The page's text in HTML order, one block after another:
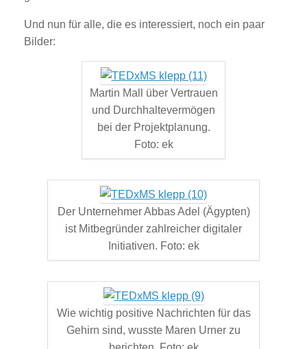
Und nun für alle, die es interessiert, noch ein paar
Bilder:
Martin Mall über Vertrauen
und Durchhaltevermögen
bei der Projektplanung.
Foto: ek
Der Unternehmer Abbas Adel (Ägypten)
ist Mitbegründer zahlreicher digitaler
Initiativen. Foto: ek
Wie wichtig positive Nachrichten für das
Gehirn sind, wusste Maren Urner zu